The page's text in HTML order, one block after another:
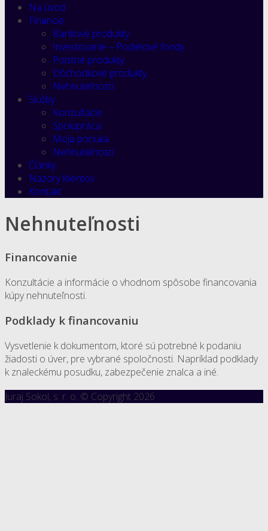
Na úvod
Financie
Bankové produkty
Investovanie – Podielové fondy
Poistné produkty
Dôchodkové produkty
Nehnuteľnosti
Služby
Konzultácie
Spolupráca
Moja ponuka
Nehnuteľnosti
Články
Názory klientov
Kontakt
Nehnuteľnosti
Financovanie
Konzultácie a informácie o vhodnom spôsobe financovania
kúpy nehnuteľnosti.
Podklady k financovaniu
Vysvetlenie k dokumentom, ktoré sú potrebné k podaniu
žiadosti o úver, pre vybrané spoločnosti. Napríklad podklady
k znaleckému posudku, zabezpečenie znalca a iné.
Juraj Sokol, s. r. o. © Copyright 2026